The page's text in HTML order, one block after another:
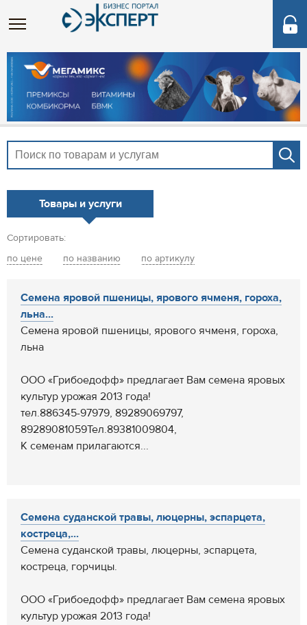
Товары и услуги
Сортировать:
по цене
по названию по артикулу
Семена яровой пшеницы, ярового ячменя, гороха,
льна...
Семена яровой пшеницы, ярового ячменя, гороха,
льна
ООО «Грибоедофф» предлагает Вам семена яровых
культур урожая 2013 года!
тел.886345-97979, 89289069797,
89289081059Тел.89381009804,
К семенам прилагаются...
Семена суданской травы, люцерны, эспарцета,
костреца,...
Семена суданской травы, люцерны, эспарцета,
костреца, горчицы.
ООО «Грибоедофф» предлагает Вам семена яровых
культур урожая 2013 года!